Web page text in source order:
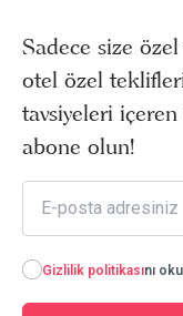
Sadece size özel
otel özel
tavsiyeleri
abone olun!
Gizlilik politikasını